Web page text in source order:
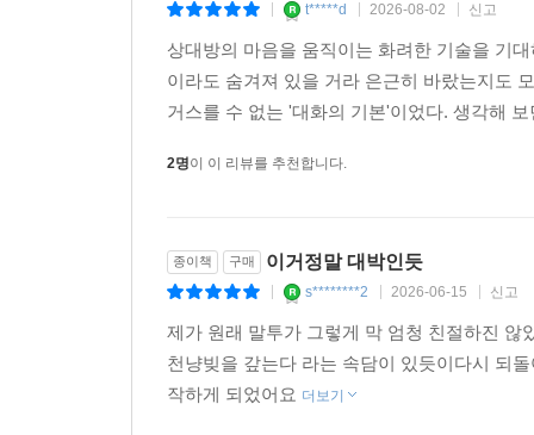
t*****d 2026-08-02 신고
상대방의 마음을 움직이는 화려한 기술을 기
이라도 숨겨져 있을 거라 은근히 바랐는지도
거스를 수 없는 '대화의 기본'이었다. 생각해
2명이 이 리뷰를 추천합니다.
종이책 구매 이거정말 대박인듯
s********2 2026-06-15 신고
제가 원래 말투가 그렇게 막 엄청 친절하진 않
천냥빚을 갚는다 라는 속담이 있듯이다시 되
작하게 되었어요 더보기